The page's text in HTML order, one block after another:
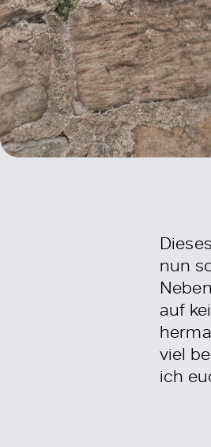
nun
auf
viel
ich